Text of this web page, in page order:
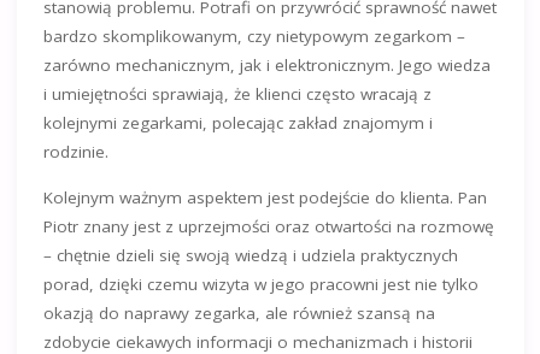
stanowią problemu. Potrafi on przywrócić sprawność nawet
bardzo skomplikowanym, czy nietypowym zegarkom –
zarówno mechanicznym, jak i elektronicznym. Jego wiedza
i umiejętności sprawiają, że klienci często wracają z
kolejnymi zegarkami, polecając zakład znajomym i
rodzinie.
Kolejnym ważnym aspektem jest podejście do klienta. Pan
Piotr znany jest z uprzejmości oraz otwartości na rozmowę
– chętnie dzieli się swoją wiedzą i udziela praktycznych
porad, dzięki czemu wizyta w jego pracowni jest nie tylko
okazją do naprawy zegarka, ale również szansą na
zdobycie ciekawych informacji o mechanizmach i historii